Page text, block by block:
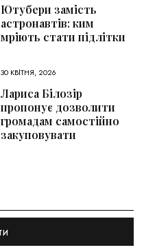
Ютубери замість
астронавтів: ким
мріють стати підлітки
30 КВІТНЯ, 2026
Лариса Білозір
пропонує дозволити
громадам самостійно
закуповувати